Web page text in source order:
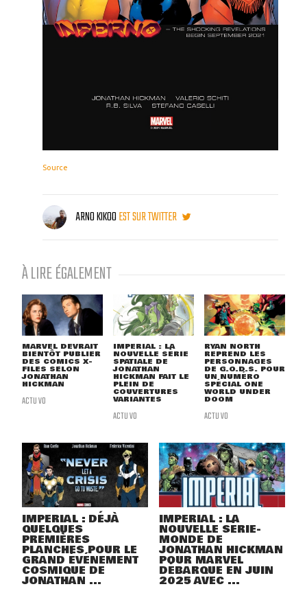
Source
ARNO KIKOOEST SUR TWITTER
À LIRE ÉGALEMENT
MARVEL DEVRAIT
BIENTÔT PUBLIER
DES COMICS X-
FILES SELON
JONATHAN
HICKMAN
ACTU VO
IMPERIAL : LA
NOUVELLE SÉRIE
SPATIALE DE
JONATHAN
HICKMAN FAIT LE
PLEIN DE
COUVERTURES
VARIANTES
ACTU VO
RYAN NORTH
REPREND LES
PERSONNAGES
DE G.O.D.S. POUR
UN NUMÉRO
SPÉCIAL ONE
WORLD UNDER
DOOM
ACTU VO
IMPERIAL : DÉJÀ
QUELQUES
PREMIÈRES
PLANCHES POUR LE
GRAND ÉVÉNEMENT
COSMIQUE DE
JONATHAN ...
IMPERIAL : LA
NOUVELLE SÉRIE-
MONDE DE
JONATHAN HICKMAN
POUR MARVEL
DÉBARQUE EN JUIN
2025 AVEC ...